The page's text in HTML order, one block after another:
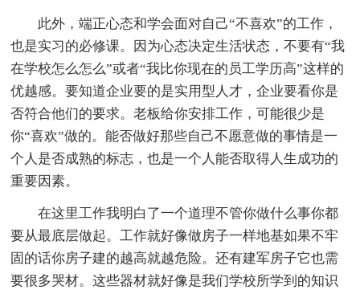
此外，端正心态和学会面对自己“不喜欢”的工作，
也是实习的必修课。因为心态决定生活状态，不要有“我
在学校怎么怎么”或者“我比你现在的员工学历高”这样的
优越感。要知道企业要的是实用型人才，企业要看你是
否符合他们的要求。老板给你安排工作，可能很少是
你“喜欢”做的。能否做好那些自己不愿意做的事情是一
个人是否成熟的标志，也是一个人能否取得人生成功的
重要因素。
在这里工作我明白了一个道理不管你做什么事你都
要从最底层做起。工作就好像做房子一样地基如果不牢
固的话你房子建的越高就越危险。还有建军房子它也需
要很多哭材。这些器材就好像是我们学校所学到的知识